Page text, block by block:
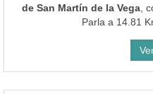
de San Martín de la Vega ,
Parla a 14.81